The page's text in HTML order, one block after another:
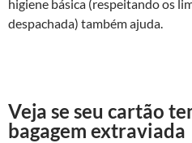
higiene básica (respeitando os
despachada) também ajuda.
Veja se seu cartão
bagagem extraviada